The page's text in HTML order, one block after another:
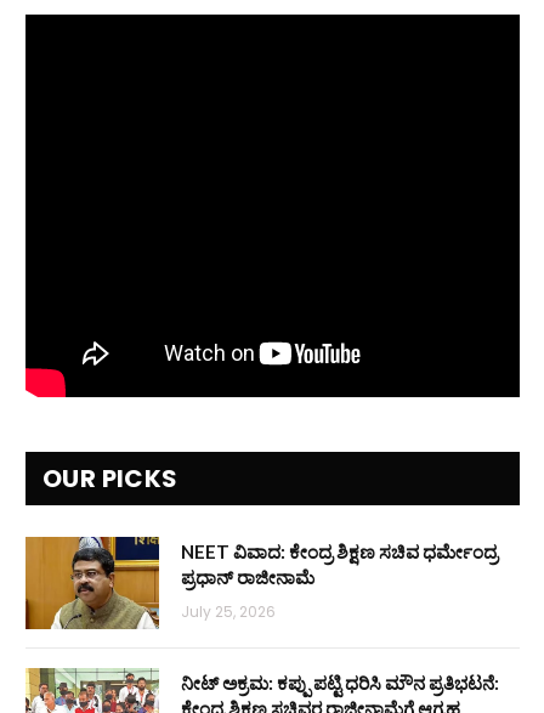
OUR PICKS
NEET ವಿವಾದ: ಕೇಂದ್ರ ಶಿಕ್ಷಣ ಸಚಿವ ಧರ್ಮೇಂದ್ರ
ಪ್ರಧಾನ್ ರಾಜೀನಾಮೆ
July 25, 2026
ನೀಟ್ ಅಕ್ರಮ: ಕಪ್ಪು ಪಟ್ಟಿ ಧರಿಸಿ ಮೌನ ಪ್ರತಿಭಟನೆ:
ಕೇಂದ್ರ ಶಿಕ್ಷಣ ಸಚಿವರ ರಾಜೀನಾಮೆಗೆ ಆಗ್ರಹ